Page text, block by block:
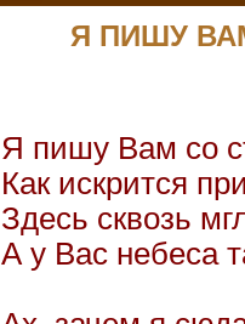
Я ПИШУ
Я пишу Вам со
Как искрится
Здесь сквозь
А у Вас небеса